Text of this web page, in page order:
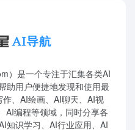
）是一个专注于汇集各类AI
助用户便捷地发现和使用最
、AI绘画、AI聊天、AI视
AI编程等领域，同时分享各
知识学习、AI行业应用、AI